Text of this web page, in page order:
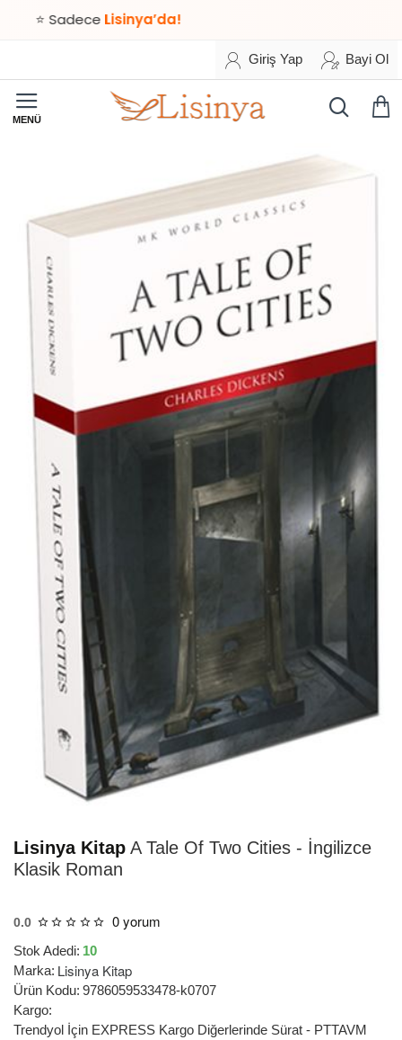
SadeceLisinya’da!
Giriş Yap Bayi Ol
Lisinya Kitap A Tale Of Two Cities - İngilizce
Klasik Roman
0.0 0 yorum
Stok Adedi: 10
Marka: Lisinya Kitap
Ürün Kodu: 9786059533478-k0707
Kargo:
Trendyol İçin EXPRESS Kargo Diğerlerinde Sürat - PTTAVM